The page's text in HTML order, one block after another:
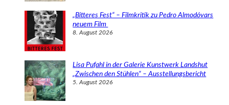
„Bitteres Fest“ – Filmkritik zu Pedro Almodóvars
neuem Film
8. August 2026
Lisa Pufahl in der Galerie Kunstwerk Landshut
„Zwischen den Stühlen“ – Ausstellungsbericht
5. August 2026